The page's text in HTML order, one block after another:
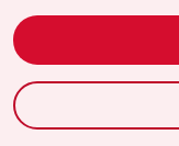
team zukunft
taz frisch